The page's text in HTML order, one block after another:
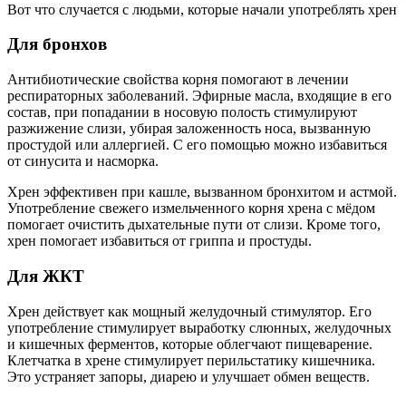
Вот что случается с людьми, которые начали употреблять хрен
Для бронхов
Антибиотические свойства корня помогают в лечении
респираторных заболеваний. Эфирные масла, входящие в его
состав, при попадании в носовую полость стимулируют
разжижение слизи, убирая заложенность носа, вызванную
простудой или аллергией. С его помощью можно избавиться
от синусита и насморка.
Хрен эффективен при кашле, вызванном бронхитом и астмой.
Употребление свежего измельченного корня хрена с мёдом
помогает очистить дыхательные пути от слизи. Кроме того,
хрен помогает избавиться от гриппа и простуды.
Для ЖКТ
Хрен действует как мощный желудочный стимулятор. Его
употребление стимулирует выработку слюнных, желудочных
и кишечных ферментов, которые облегчают пищеварение.
Клетчатка в хрене стимулирует перильстатику кишечника.
Это устраняет запоры, диарею и улучшает обмен веществ.